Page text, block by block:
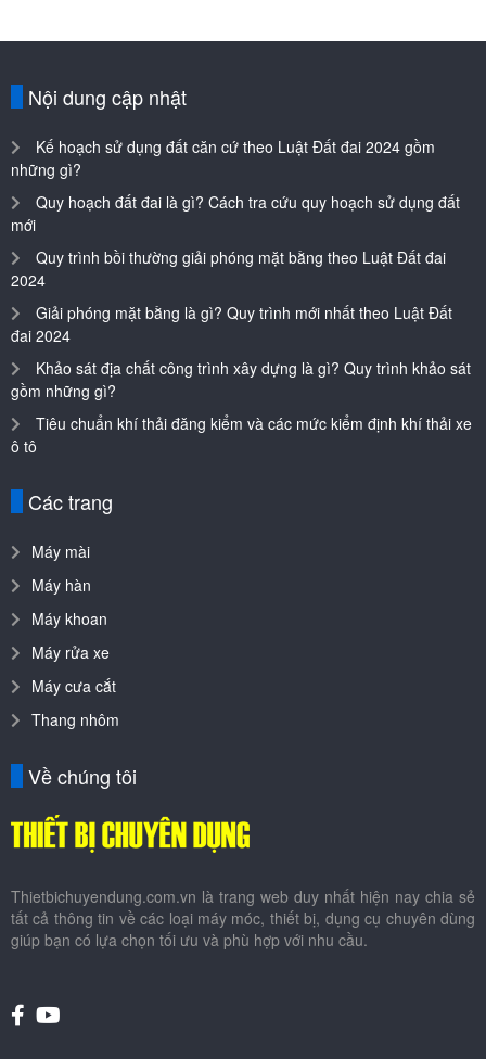
Nội dung cập nhật
Kế hoạch sử dụng đất căn cứ theo Luật Đất đai 2024 gồm
những gì?
Quy hoạch đất đai là gì? Cách tra cứu quy hoạch sử dụng đất
mới
Quy trình bồi thường giải phóng mặt bằng theo Luật Đất đai
2024
Giải phóng mặt bằng là gì? Quy trình mới nhất theo Luật Đất
đai 2024
Khảo sát địa chất công trình xây dựng là gì? Quy trình khảo sát
gồm những gì?
Tiêu chuẩn khí thải đăng kiểm và các mức kiểm định khí thải xe
ô tô
Các trang
Máy mài
Máy hàn
Máy khoan
Máy rửa xe
Máy cưa cắt
Thang nhôm
Về chúng tôi
Thietbichuyendung.com.vn là trang web duy nhất hiện nay chia sẻ
tất cả thông tin về các loại máy móc, thiết bị, dụng cụ chuyên dùng
giúp bạn có lựa chọn tối ưu và phù hợp với nhu cầu.